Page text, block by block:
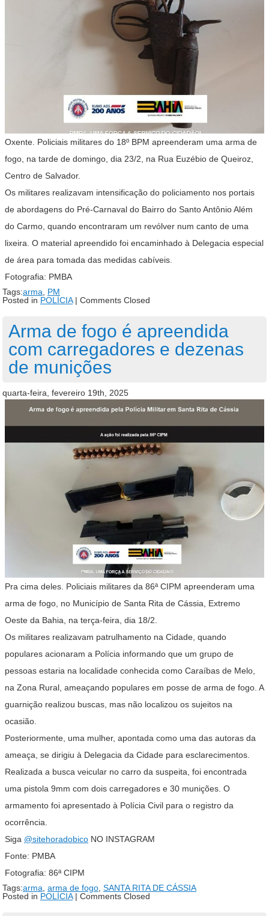
Oxente. Policiais militares do 18º BPM apreenderam uma arma de
fogo, na tarde de domingo, dia 23/2, na Rua Euzébio de Queiroz,
Centro de Salvador.
Os militares realizavam intensificação do policiamento nos portais
de abordagens do Pré-Carnaval do Bairro do Santo Antônio Além
do Carmo, quando encontraram um revólver num canto de uma
lixeira. O material apreendido foi encaminhado à Delegacia especial
de área para tomada das medidas cabíveis.
Fotografia: PMBA
Tags:arma
PM
Posted in POLÍCIA| Comments Closed
Arma de fogo é apreendida
com carregadores e dezenas
de munições
quarta-feira, fevereiro 19th, 2025
Pra cima deles. Policiais militares da 86ª CIPM apreenderam uma
arma de fogo, no Município de Santa Rita de Cássia, Extremo
Oeste da Bahia, na terça-feira, dia 18/2.
Os militares realizavam patrulhamento na Cidade, quando
populares acionaram a Polícia informando que um grupo de
pessoas estaria na localidade conhecida como Caraíbas de Melo,
na Zona Rural, ameaçando populares em posse de arma de fogo. A
guarnição realizou buscas, mas não localizou os sujeitos na
ocasião.
Posteriormente, uma mulher, apontada como uma das autoras da
ameaça, se dirigiu à Delegacia da Cidade para esclarecimentos.
Realizada a busca veicular no carro da suspeita, foi encontrada
uma pistola 9mm com dois carregadores e 30 munições. O
armamento foi apresentado à Polícia Civil para o registro da
ocorrência.
Siga @sitehoradobico NO INSTAGRAM
Fonte: PMBA
Fotografia: 86ª CIPM
Tags:arma arma de fogo SANTA RITA DE CÁSSIA
Posted in POLÍCIA| Comments Closed